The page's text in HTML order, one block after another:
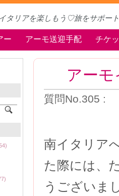
イタリアを楽しもう♡旅をサポート
ー アーモ送迎手配 チケ
アー
質問No.305 :
南イタリア
た際には、
うございま